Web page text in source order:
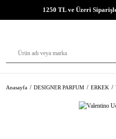
1250 TL ve Üzeri
Anasayfa DESIGNER PARFUM ERKEK